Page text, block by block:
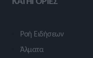
Ροή Ειδήσεων
Άλματα